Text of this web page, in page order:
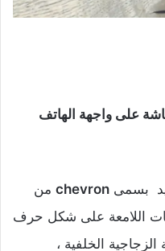
على واجهة الهاتف
بسمىchevron من
اللامعة على شكل حرف